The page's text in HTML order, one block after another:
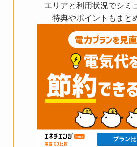
エリアと利用状況でシミ
特典やポイントもまと